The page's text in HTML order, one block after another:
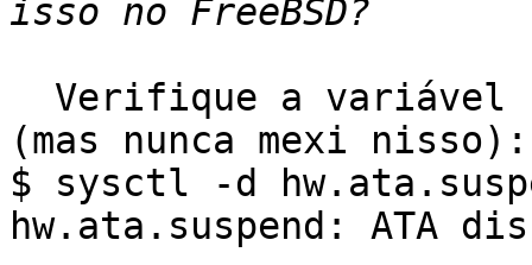
(mas nunca mexi nisso):
$ sysctl -d
hw.ata.suspend: ATA